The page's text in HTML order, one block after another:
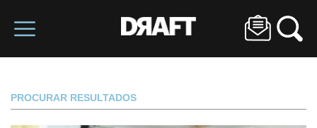
PROCURAR RESULTADOS